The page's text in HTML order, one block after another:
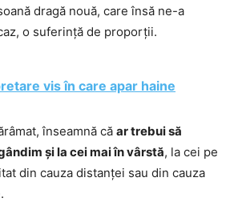
dragă nouă, care însă ne-a
o suferință de proporții.
vis în care apar haine
înseamnă că ar trebui să
și la cei mai în vârstă, la cei pe
din cauza distanței sau din cauza